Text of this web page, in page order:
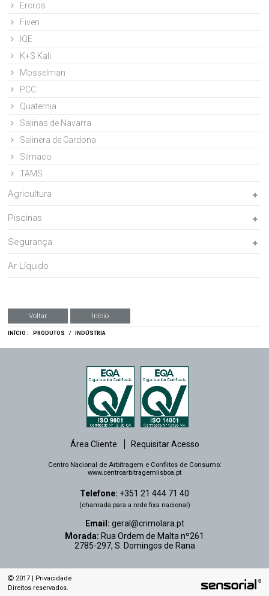
Ercros
Fiven
IQE
K+S Kali
Mosselman
PCC
Quaternia
Salinas de Navarra
Salinera de Cardona
Silmaco
TAMS
Agricultura
Piscinas
Segurança
Ar Líquido
Voltar Início
INÍCIO : PRODUTOS / INDÚSTRIA
Telefone: +351 21 444 71 40
(chamada para a rede fixa nacional)
Email: geral@crimolara.pt
Morada: Rua Ordem de Malta nº261
2785-297, S. Domingos de Rana
Área Cliente Requisitar Acesso
Centro Nacional de Arbitragem e Conflitos de Consumo:
www.centroarbitragemlisboa.pt
2017 |Privacidade
Direitos reservados.